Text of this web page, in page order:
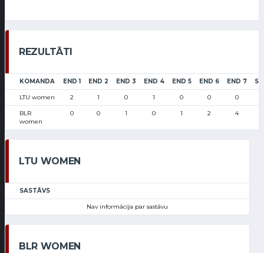
REZULTĀTI
KOMANDA END 1 END 2 END 3 END 4 END 5 END 6 END 7
LTU women 2 1 0 1 0 0 0
BLR
women
0 0 1 0 1 2 4
LTU WOMEN
SASTĀVS
Nav informācija par sastāvu
BLR WOMEN